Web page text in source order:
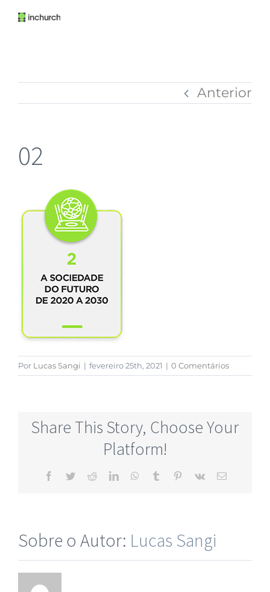
Anterior
02
Por Lucas Sangi | fevereiro 25th, 2021 | 0 Comentários
Share This Story, Choose Your
Platform!
Sobre o Autor: Lucas Sangi